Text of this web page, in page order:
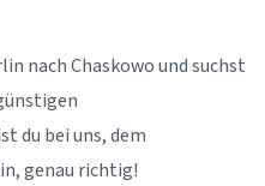
nach Chaskowo und suchst
du bei uns, dem
genau richtig!